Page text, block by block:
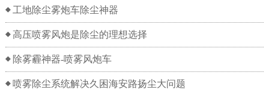
工地除尘雾炮车除尘神器
高压喷雾风炮是除尘的理想选择
除雾霾神器-喷雾风炮车
喷雾除尘系统解决久困海安路扬尘大问题